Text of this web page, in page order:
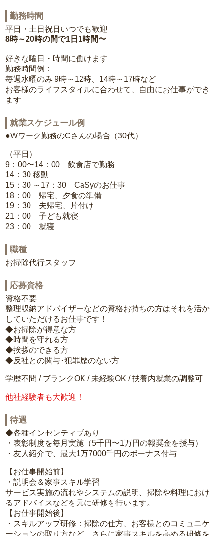
勤務時間
平日・土日祝日いつでも歓迎
8時～20時の間で1日1時間〜
好きな曜日・時間に働けます
勤務時間例：
毎週水曜のみ 9時～12時、14時～17時など
お客様のライフスタイルに合わせて、自由にお仕事ができ
ます
就業スケジュール例
●Wワーク勤務のCさんの場合（30代）
（平日）
9：00〜14：00 飲食店で勤務
14：30 移動
15：30 ～17：30 CaSyのお仕事
18：00 帰宅、夕食の準備
19：30 夫帰宅、片付け
21：00 子ども就寝
23：00 就寝
職種
お掃除代行スタッフ
応募資格
資格不要
整理収納アドバイザーなどの資格お持ちの方はそれを活か
していただけるお仕事です！
◆お掃除が得意な方
◆時間を守れる方
◆挨拶のできる方
◆反社との関与･犯罪歴のない方
学歴不問 / ブランクOK / 未経験OK / 扶養内就業の調整可
他社経験者も大歓迎！
待遇
◆各種インセンティブあり
・表彰制度を毎月実施（5千円〜1万円の報奨金を授与）
・友人紹介で、最大1万7000千円のボーナス付与
【お仕事開始前】
・説明会＆家事スキル学習
サービス実施の流れやシステムの説明、掃除や料理におけ
るアドバイスなどを元に研修を行います。
【お仕事開始後】
・スキルアップ研修：掃除の仕方、お客様とのコミュニケ
ーションの取り方など、さらに家事スキルを高める研修を